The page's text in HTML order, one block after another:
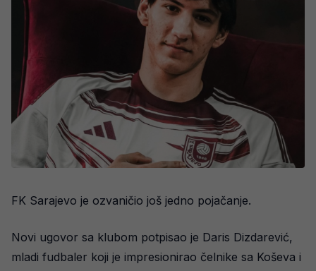
FK Sarajevo je ozvaničio još jedno pojačanje.
Novi ugovor sa klubom potpisao je Daris Dizdarević,
mladi fudbaler koji je impresionirao čelnike sa Koševa i